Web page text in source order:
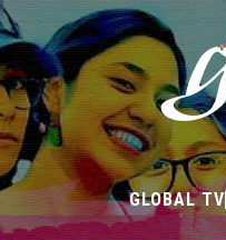
GLOBAL TV